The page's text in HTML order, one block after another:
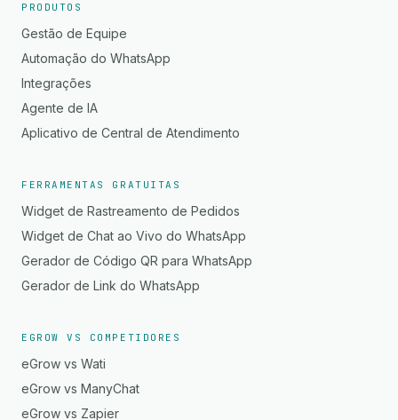
PRODUTOS
Gestão de Equipe
Automação do WhatsApp
Integrações
Agente de IA
Aplicativo de Central de Atendimento
FERRAMENTAS GRATUITAS
Widget de Rastreamento de Pedidos
Widget de Chat ao Vivo do WhatsApp
Gerador de Código QR para WhatsApp
Gerador de Link do WhatsApp
EGROW VS COMPETIDORES
eGrow vs Wati
eGrow vs ManyChat
eGrow vs Zapier